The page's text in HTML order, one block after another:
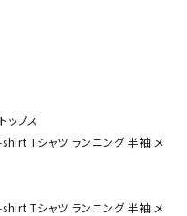
トップス
Tシャツ ランニング 半袖 メ
Tシャツ ランニング 半袖 メ